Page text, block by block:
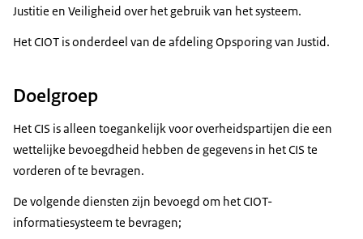
Justitie en Veiligheid over het gebruik van het systeem.
Het CIOT is onderdeel van de afdeling Opsporing van Justid.
Doelgroep
Het CIS is alleen toegankelijk voor overheidspartijen die een
wettelijke bevoegdheid hebben de gegevens in het CIS te
vorderen of te bevragen.
De volgende diensten zijn bevoegd om het CIOT-
informatiesysteem te bevragen;